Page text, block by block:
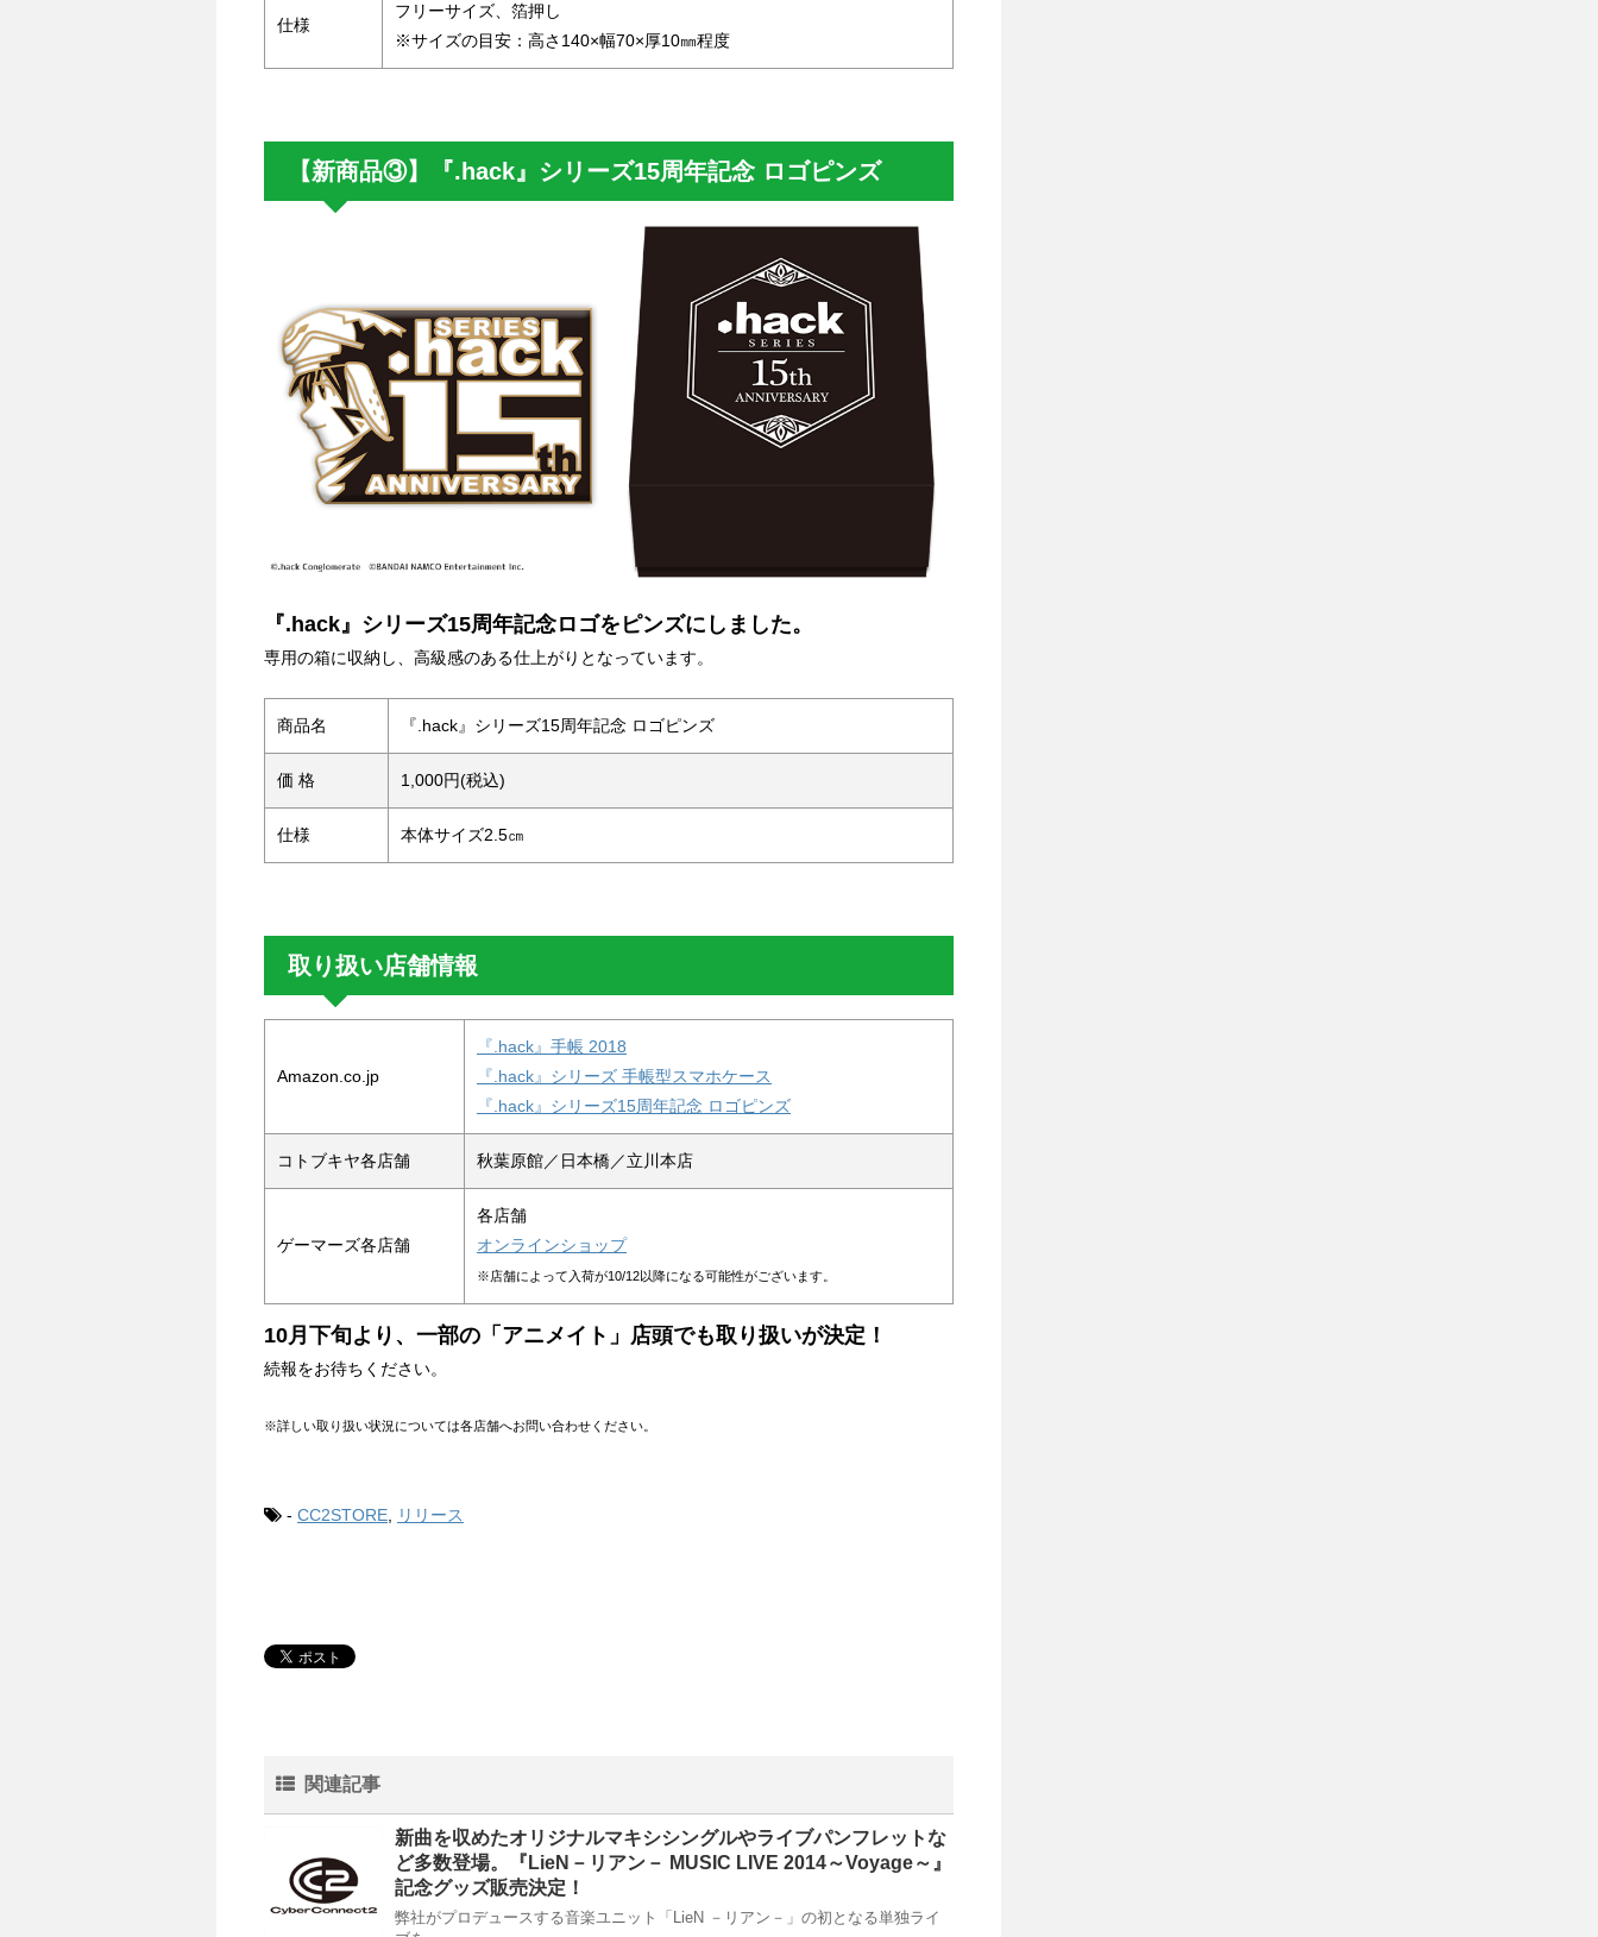
仕様
フリーサイズ、箔押し
※サイズの目安：高さ140×幅70×厚10㎜程度
【新商品③】『.hack』シリーズ15周年記念 ロゴピンズ
『.hack』シリーズ15周年記念ロゴをピンズにしました。
専用の箱に収納し、高級感のある仕上がりとなっています。
商品名 『.hack』シリーズ15周年記念 ロゴピンズ
価 格 1,000円(税込)
仕様 本体サイズ2.5㎝
取り扱い店舗情報
Amazon.co.jp
『.hack』手帳 2018
『.hack』シリーズ 手帳型スマホケース
『.hack』シリーズ15周年記念 ロゴピンズ
コトブキヤ各店舗 秋葉原館／日本橋／立川本店
ゲーマーズ各店舗
各店舗
オンラインショップ
※店舗によって入荷が10/12以降になる可能性がございます。
10月下旬より、一部の「アニメイト」店頭でも取り扱いが決定！
続報をお待ちください。
※詳しい取り扱い状況については各店舗へお問い合わせください。
- CC2STORE, リリース
関連記事
新曲を収めたオリジナルマキシシングルやライブパンフレットな
ど多数登場。『LieN－リアン－ MUSIC LIVE 2014～Voyage～』
記念グッズ販売決定！
弊社がプロデュースする音楽ユニット「LieN －リアン－」の初となる単独ライ